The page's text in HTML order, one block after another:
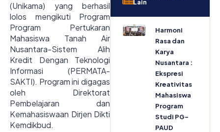
(Unikama) yang berhasil
lolos mengikuti Program
Program Pertukaran
Mahasiswa Tanah Air
Nusantara-Sistem Alih
Kredit Dengan Teknologi
Informasi (PERMATA-
SAKTI). Program ini digagas
oleh Direktorat
Pembelajaran dan
Kemahasiswaan Dirjen Dikti
Kemdikbud.
Lain
Harmoni
Rasa dan
Karya
Nusantara :
Ekspresi
Kreativitas
Mahasiswa
Program
Studi PG-
PAUD